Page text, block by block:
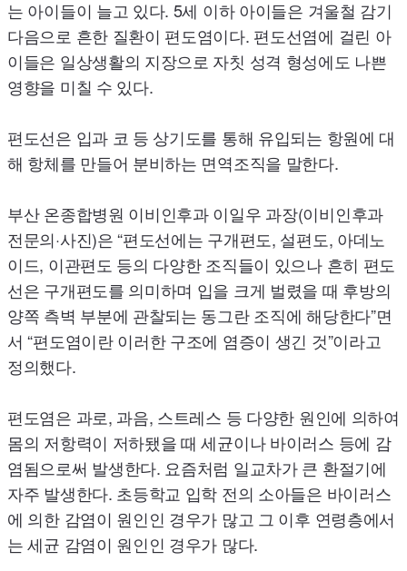
는 아이들이 늘고 있다. 5세 이하 아이들은 겨울철 감기
다음으로 흔한 질환이 편도염이다. 편도선염에 걸린 아
이들은 일상생활의 지장으로 자칫 성격 형성에도 나쁜
영향을 미칠 수 있다.
편도선은 입과 코 등 상기도를 통해 유입되는 항원에 대
해 항체를 만들어 분비하는 면역조직을 말한다.
부산 온종합병원 이비인후과 이일우 과장(이비인후과
전문의·사진)은 “편도선에는 구개편도, 설편도, 아데노
이드, 이관편도 등의 다양한 조직들이 있으나 흔히 편도
선은 구개편도를 의미하며 입을 크게 벌렸을 때 후방의
양쪽 측벽 부분에 관찰되는 동그란 조직에 해당한다”면
서 “편도염이란 이러한 구조에 염증이 생긴 것”이라고
정의했다.
편도염은 과로, 과음, 스트레스 등 다양한 원인에 의하여
몸의 저항력이 저하됐을 때 세균이나 바이러스 등에 감
염됨으로써 발생한다. 요즘처럼 일교차가 큰 환절기에
자주 발생한다. 초등학교 입학 전의 소아들은 바이러스
에 의한 감염이 원인인 경우가 많고 그 이후 연령층에서
는 세균 감염이 원인인 경우가 많다.